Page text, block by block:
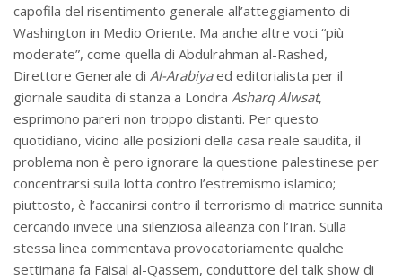
capofila del risentimento generale all’atteggiamento di
Washington in Medio Oriente. Ma anche altre voci “più
moderate”, come quella di Abdulrahman al-Rashed,
Direttore Generale di Al-Arabiyaed editorialista per il
giornale saudita di stanza a Londra Asharq Alwsat,
esprimono pareri non troppo distanti. Per questo
quotidiano, vicino alle posizioni della casa reale saudita, il
problema non è pero ignorare la questione palestinese per
concentrarsi sulla lotta contro l’estremismo islamico;
piuttosto, è l’accanirsi contro il terrorismo di matrice sunnita
cercando invece una silenziosa alleanza con l’Iran. Sulla
stessa linea commentava provocatoriamente qualche
settimana fa Faisal al-Qassem, conduttore del talk show di